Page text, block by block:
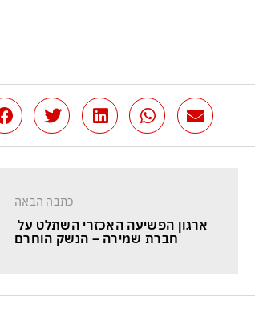
כתבה הבאה
ארגון הפשיעה האכזרי השתלט על
חברת שמירה – הנשק הוחרם